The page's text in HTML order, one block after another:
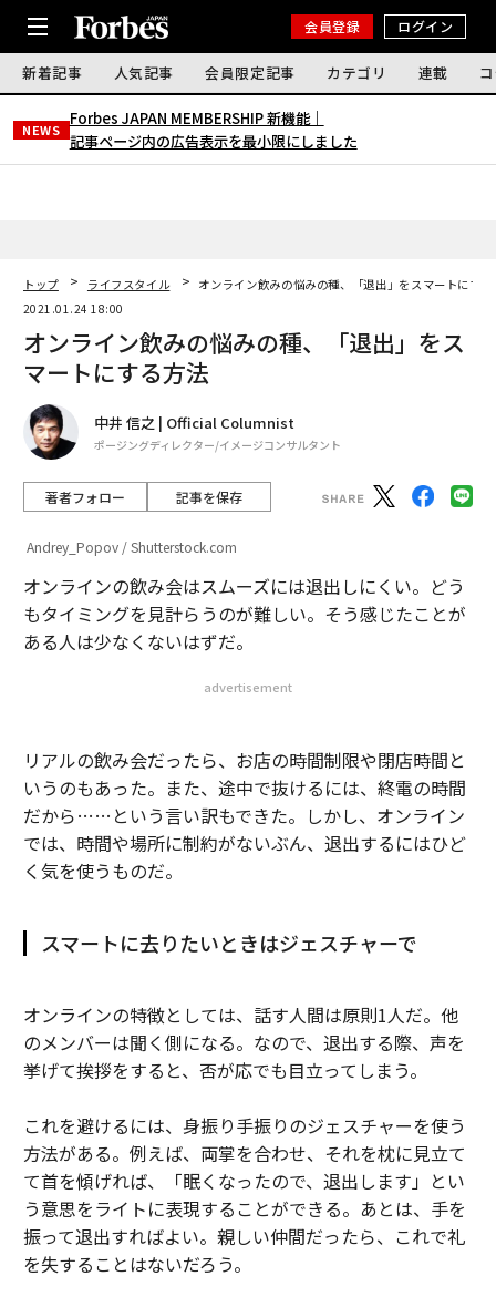
会員登録 ログイン
新着記事 人気記事 会員限定記事 カテゴリ 連載
NEWS
Forbes JAPAN MEMBERSHIP 新機能｜
記事ページ内の広告表示を最小限にしました
トップ ライフスタイル
オンライン飲みの悩みの種、「退出」をスマートにする
2021.01.24 18:00
オンライン飲みの悩みの種、「退出」をス
マートにする方法
中井 信之 | Official Columnist
ポージングディレクター/イメージコンサルタント
著者フォロー 記事を保存
Andrey_Popov / Shutterstock.com
オンラインの飲み会はスムーズには退出しにくい。どう
もタイミングを見計らうのが難しい。そう感じたことが
ある人は少なくないはずだ。
advertisement
リアルの飲み会だったら、お店の時間制限や閉店時間と
いうのもあった。また、途中で抜けるには、終電の時間
だから……という言い訳もできた。しかし、オンライン
では、時間や場所に制約がないぶん、退出するにはひど
く気を使うものだ。
スマートに去りたいときはジェスチャーで
オンラインの特徴としては、話す人間は原則1人だ。他
のメンバーは聞く側になる。なので、退出する際、声を
挙げて挨拶をすると、否が応でも目立ってしまう。
これを避けるには、身振り手振りのジェスチャーを使う
方法がある。例えば、両掌を合わせ、それを枕に見立て
て首を傾げれば、「眠くなったので、退出します」とい
う意思をライトに表現することができる。あとは、手を
振って退出すればよい。親しい仲間だったら、これで礼
を失することはないだろう。